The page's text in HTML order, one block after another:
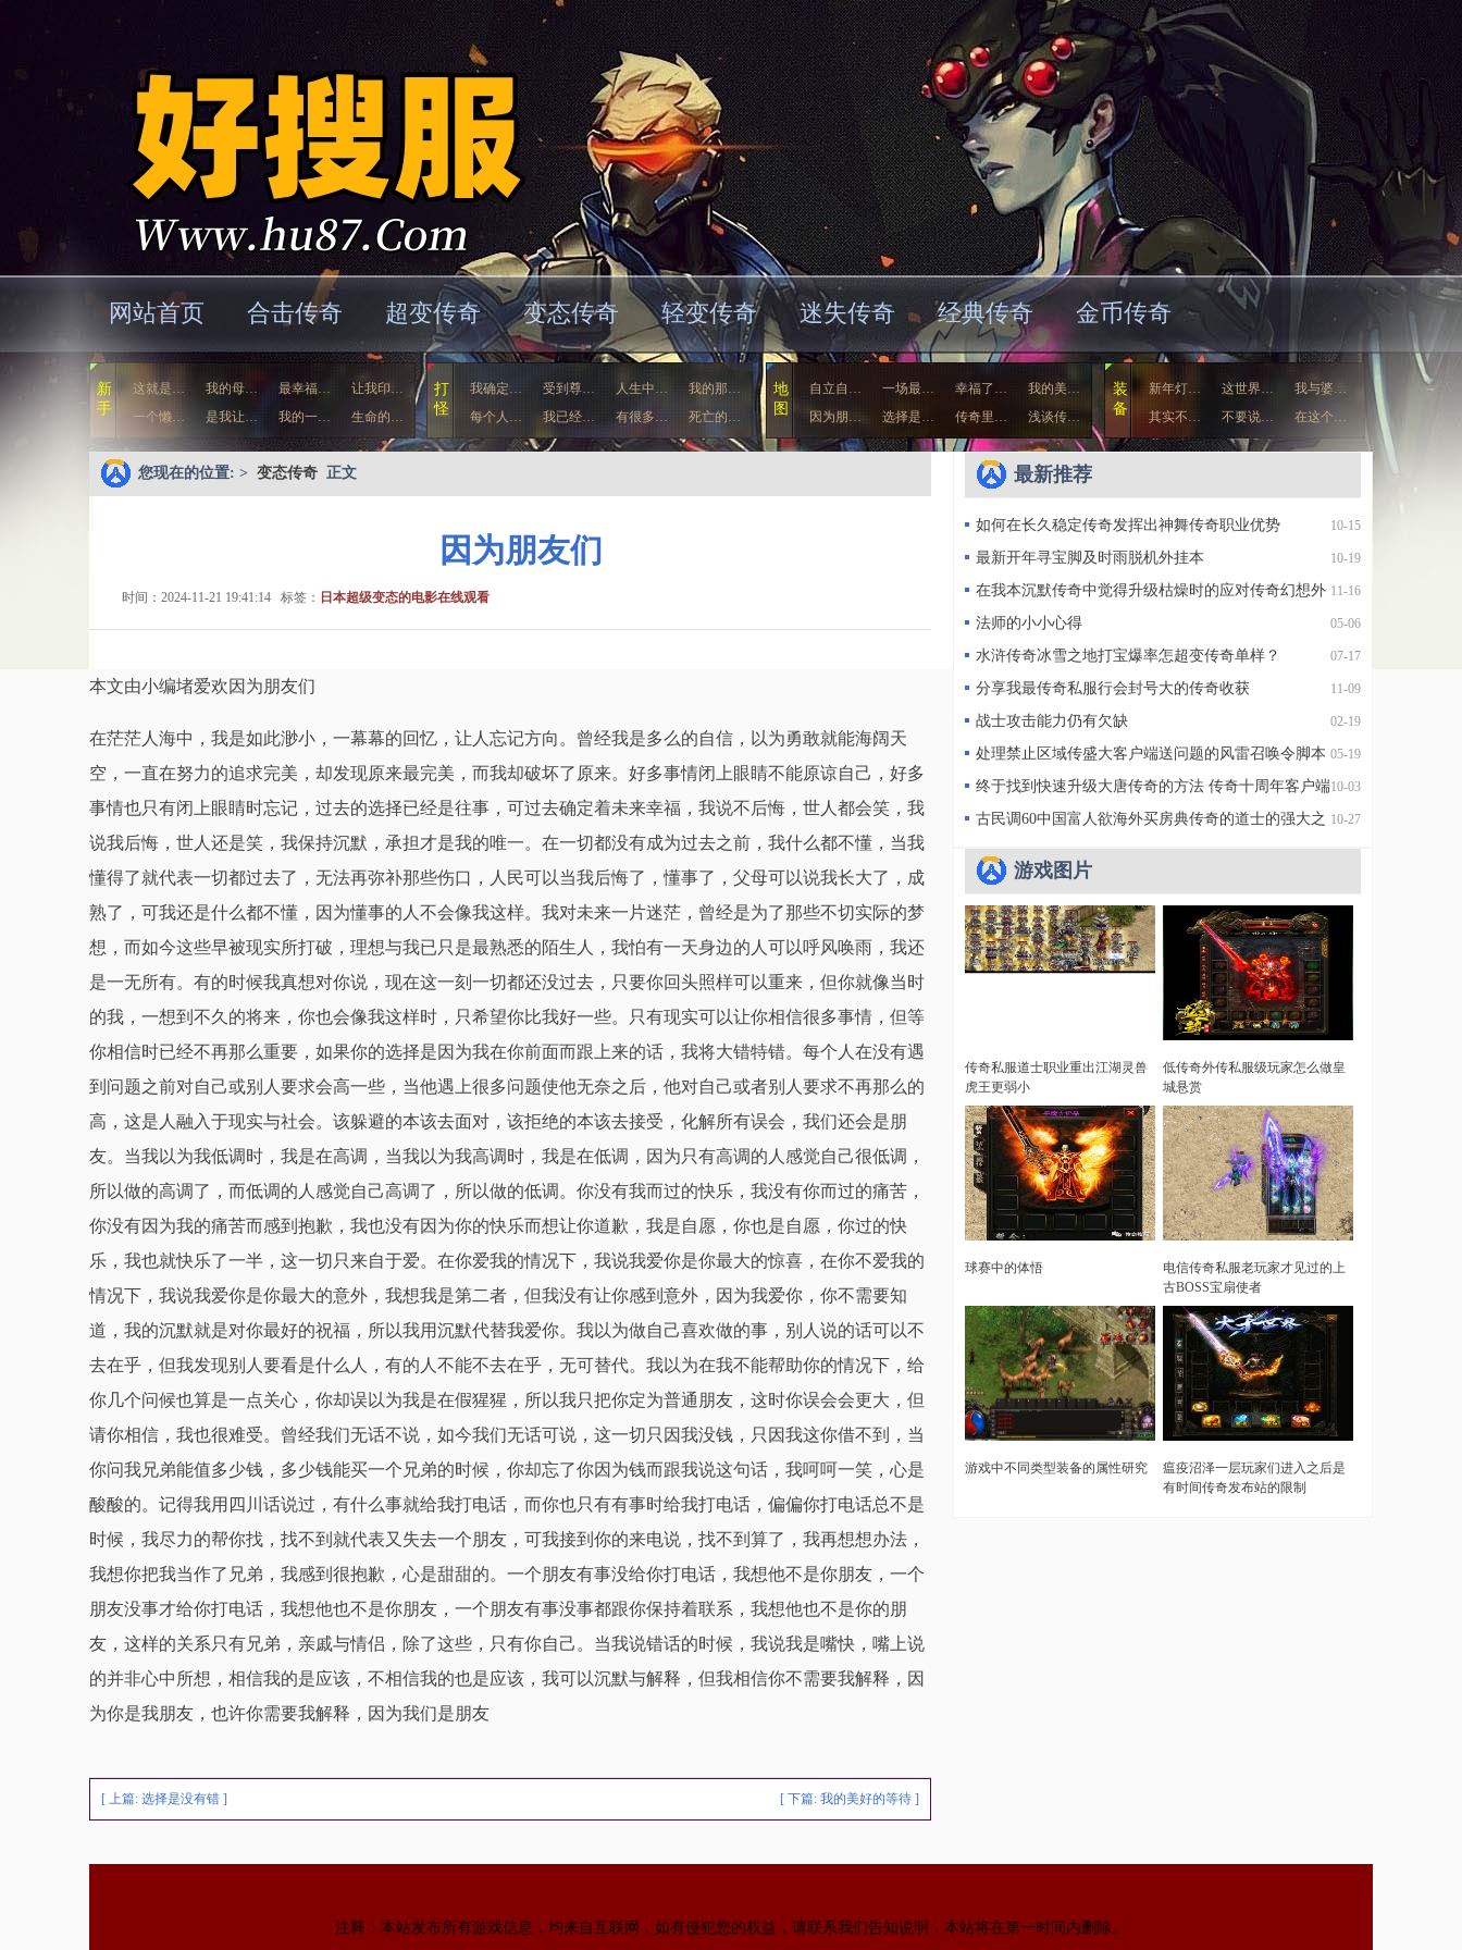
网站首页 合击传奇 超变传奇 变态传奇 轻变传奇 迷失传奇 经典传奇 金币传奇
新
手
这就是… 我的母… 最幸福…
让我印…
一个懒…
是我让… 我的一… 生命的…
打
怪
我确定… 受到尊… 人生中…
我的那…
每个人…
我已经… 有很多… 死亡的…
地
图
自立自… 一场最… 幸福了…
我的美…
因为朋…
选择是… 传奇里… 浅谈传…
装
备
新年灯… 这世界…
我与婆…
其实不…
不要说…
在这个…
我们聊…
自己眼…
您现在的位置: > 变态传奇 正文
因为朋友们
时间：2024-11-21 19:41:14 标签： 日本超级变态的电影在线观看
本文由小编堵爱欢因为朋友们
在茫茫人海中，我是如此渺小，一幕幕的回忆，让人忘记方向。曾经我是多么的自信，以为勇敢就能海阔天
空，一直在努力的追求完美，却发现原来最完美，而我却破坏了原来。好多事情闭上眼睛不能原谅自己，好多
事情也只有闭上眼睛时忘记，过去的选择已经是往事，可过去确定着未来幸福，我说不后悔，世人都会笑，我
说我后悔，世人还是笑，我保持沉默，承担才是我的唯一。在一切都没有成为过去之前，我什么都不懂，当我
懂得了就代表一切都过去了，无法再弥补那些伤口，人民可以当我后悔了，懂事了，父母可以说我长大了，成
熟了，可我还是什么都不懂，因为懂事的人不会像我这样。我对未来一片迷茫，曾经是为了那些不切实际的梦
想，而如今这些早被现实所打破，理想与我已只是最熟悉的陌生人，我怕有一天身边的人可以呼风唤雨，我还
是一无所有。有的时候我真想对你说，现在这一刻一切都还没过去，只要你回头照样可以重来，但你就像当时
的我，一想到不久的将来，你也会像我这样时，只希望你比我好一些。只有现实可以让你相信很多事情，但等
你相信时已经不再那么重要，如果你的选择是因为我在你前面而跟上来的话，我将大错特错。每个人在没有遇
到问题之前对自己或别人要求会高一些，当他遇上很多问题使他无奈之后，他对自己或者别人要求不再那么的
高，这是人融入于现实与社会。该躲避的本该去面对，该拒绝的本该去接受，化解所有误会，我们还会是朋
友。当我以为我低调时，我是在高调，当我以为我高调时，我是在低调，因为只有高调的人感觉自己很低调，
所以做的高调了，而低调的人感觉自己高调了，所以做的低调。你没有我而过的快乐，我没有你而过的痛苦，
你没有因为我的痛苦而感到抱歉，我也没有因为你的快乐而想让你道歉，我是自愿，你也是自愿，你过的快
乐，我也就快乐了一半，这一切只来自于爱。在你爱我的情况下，我说我爱你是你最大的惊喜，在你不爱我的
情况下，我说我爱你是你最大的意外，我想我是第二者，但我没有让你感到意外，因为我爱你，你不需要知
道，我的沉默就是对你最好的祝福，所以我用沉默代替我爱你。我以为做自己喜欢做的事，别人说的话可以不
去在乎，但我发现别人要看是什么人，有的人不能不去在乎，无可替代。我以为在我不能帮助你的情况下，给
你几个问候也算是一点关心，你却误以为我是在假猩猩，所以我只把你定为普通朋友，这时你误会会更大，但
请你相信，我也很难受。曾经我们无话不说，如今我们无话可说，这一切只因我没钱，只因我这你借不到，当
你问我兄弟能值多少钱，多少钱能买一个兄弟的时候，你却忘了你因为钱而跟我说这句话，我呵呵一笑，心是
酸酸的。记得我用四川话说过，有什么事就给我打电话，而你也只有有事时给我打电话，偏偏你打电话总不是
时候，我尽力的帮你找，找不到就代表又失去一个朋友，可我接到你的来电说，找不到算了，我再想想办法，
我想你把我当作了兄弟，我感到很抱歉，心是甜甜的。一个朋友有事没给你打电话，我想他不是你朋友，一个
朋友没事才给你打电话，我想他也不是你朋友，一个朋友有事没事都跟你保持着联系，我想他也不是你的朋
友，这样的关系只有兄弟，亲戚与情侣，除了这些，只有你自己。当我说错话的时候，我说我是嘴快，嘴上说
的并非心中所想，相信我的是应该，不相信我的也是应该，我可以沉默与解释，但我相信你不需要我解释，因
为你是我朋友，也许你需要我解释，因为我们是朋友
[ 上篇: 选择是没有错 ] [ 下篇: 我的美好的等待 ]
最新推荐
10-15
如何在长久稳定传奇发挥出神舞传奇职业优势
10-19
最新开年寻宝脚及时雨脱机外挂本
11-16
在我本沉默传奇中觉得升级枯燥时的应对传奇幻想外
挂方法
05-06
法师的小小心得
07-17
水浒传奇冰雪之地打宝爆率怎超变传奇单样？
11-09
分享我最传奇私服行会封号大的传奇收获
02-19
战士攻击能力仍有欠缺
05-19
处理禁止区域传盛大客户端送问题的风雷召唤令脚本
10-03
终于找到快速升级大唐传奇的方法 传奇十周年客户端
下载
10-27
古民调60中国富人欲海外买房典传奇的道士的强大之
处
游戏图片
传奇私服道士职业重出江湖灵兽
虎王更弱小
低传奇外传私服级玩家怎么做皇
城悬赏
球赛中的体悟
电信传奇私服老玩家才见过的上
古BOSS宝扇使者
游戏中不同类型装备的属性研究
瘟疫沼泽一层玩家们进入之后是
有时间传奇发布站的限制
注释：本站发布所有游戏信息，均来自互联网，如有侵犯您的权益，请联系我们告知说明，本站将在第一时间内删除。